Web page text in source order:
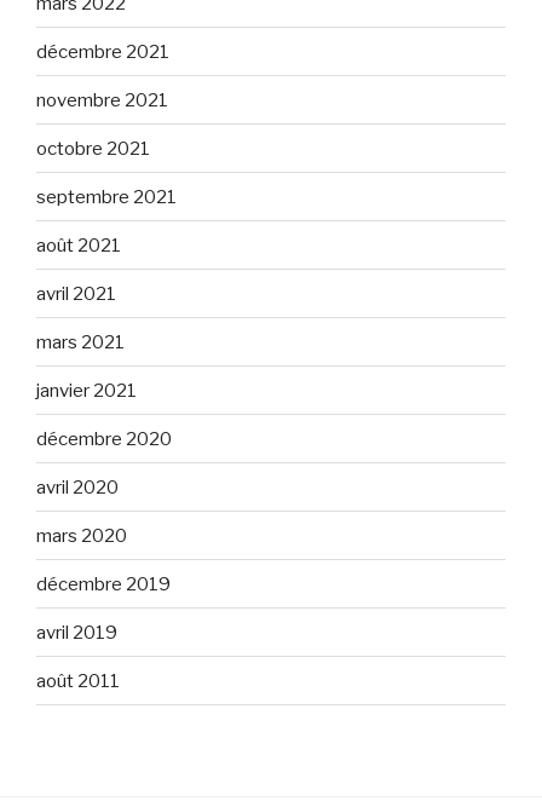
décembre 2021
novembre 2021
octobre 2021
septembre 2021
août 2021
avril 2021
mars 2021
janvier 2021
décembre 2020
avril 2020
mars 2020
décembre 2019
avril 2019
août 2011